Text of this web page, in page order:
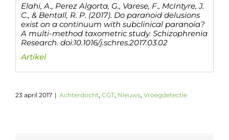
Elahi, A., Perez Algorta, G., Varese, F., McIntyre, J.
C., & Bentall, R. P. (2017). Do paranoid delusions
exist on a continuum with subclinical paranoia?
A multi-method taxometric study. Schizophrenia
Research. doi:10.1016/j.schres.2017.03.02
Artikel
23 april 2017 | Achterdocht, CGT, Nieuws, Vroegdetectie